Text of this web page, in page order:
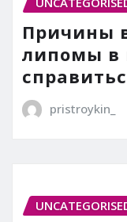
Причины
липомы в
pristroykin_